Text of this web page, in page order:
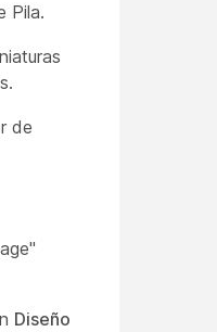
Pila.
de
Diseño